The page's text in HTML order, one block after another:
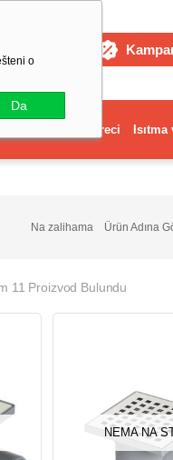
o
Da
ve Ev Gereci
Ürün Adına
Na zalihama
11 Proizvod Bulundu
NEMA NA